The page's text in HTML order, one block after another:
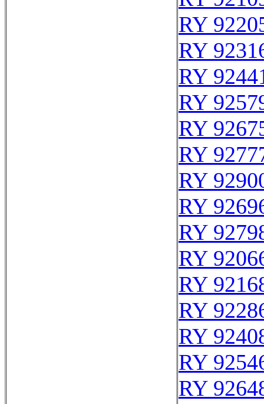
RY
RY
RY
RY
RY
RY
RY
RY
RY
RY
RY
RY
RY
RY
RY